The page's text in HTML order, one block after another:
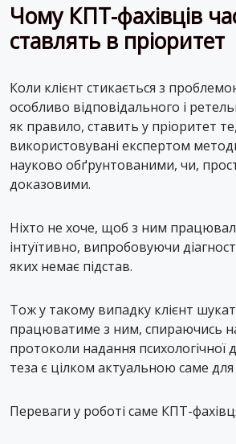
Чому КПТ-фахівців
ставлять в пріоритет
Коли клієнт стикається з
особливо відповідального і
як правило, ставить у пріоритет
використовувані експертом
науково обґрунтованими, чи,
доказовими.
Ніхто не хоче, щоб з ним
інтуїтивно, випробовуючи
яких немає підстав.
Тож у такому випадку клієнт
працюватиме з ним, спираючись
протоколи надання психологічної
теза є цілком актуальною саме
Переваги у роботі саме КПТ-